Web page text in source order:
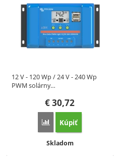
12 V - 120 Wp / 24 V - 240 Wp
PWM solárny…
€30,72
Porovnať
Kúpiť
Dostupnosť:
Skladom